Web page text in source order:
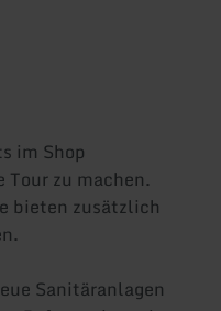
im Shop
Tour zu machen.
bieten zusätzlich
Sanitäranlagen